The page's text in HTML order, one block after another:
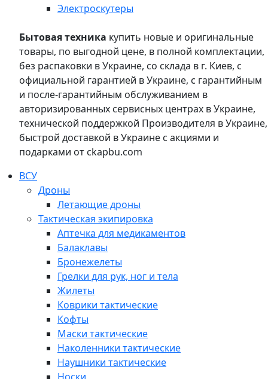
Электроскутеры
Бытовая техника купить новые и оригинальные
товары, по выгодной цене, в полной комплектации,
без распаковки в Украине, со склада в г. Киев, с
официальной гарантией в Украине, с гарантийным
и после-гарантийным обслуживанием в
авторизированных сервисных центрах в Украине,
технической поддержкой Производителя в Украине,
быстрой доставкой в Украине с акциями и
подарками от ckapbu.com
ВСУ
Дроны
Летающие дроны
Тактическая экипировка
Аптечка для медикаментов
Балаклавы
Бронежелеты
Грелки для рук, ног и тела
Жилеты
Коврики тактические
Кофты
Маски тактические
Наколенники тактические
Наушники тактические